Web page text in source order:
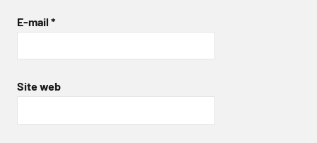
E-mail *
Site web